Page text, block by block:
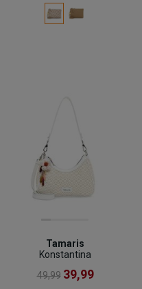
Tamaris
Konstantina
49,99 39,99